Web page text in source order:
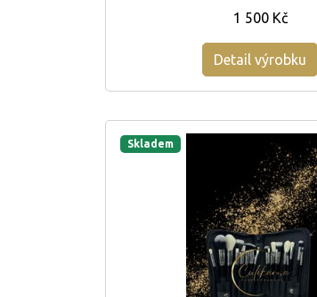
1 500 Kč
Detail výrobku
Skladem